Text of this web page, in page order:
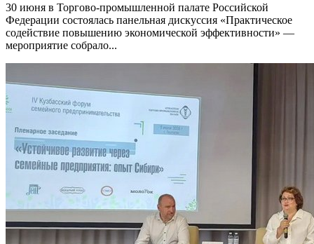
30 июня в Торгово-промышленной палате Российской
Федерации состоялась панельная дискуссия «Практическое
содействие повышению экономической эффективности» —
мероприятие собрало...